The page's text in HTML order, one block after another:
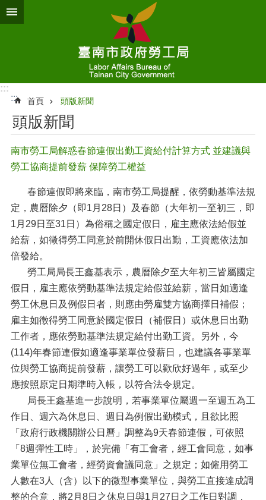
跳到主要內容區塊
:::
:::
首頁 頭版新聞
頭版新聞
南市勞工局解惑春節連假出勤工資給付計算方式 並建議與
勞工協商提前發薪 保障勞工權益
春節連假即將來臨，南市勞工局提醒，依勞動基準法規
定，農曆除夕（即1月28日）及春節（大年初一至初三，即
1月29日至31日）為俗稱之國定假日，雇主應依法給假並
給薪，如徵得勞工同意於前開休假日出勤，工資應依法加
倍發給。
勞工局局長王鑫基表示，農曆除夕至大年初三皆屬國定
假日，雇主應依勞動基準法規定給假並給薪，當日如適逢
勞工休息日及例假日者，則應由勞雇雙方協商擇日補假；
雇主如徵得勞工同意於國定假日（補假日）或休息日出勤
工作者，應依勞動基準法規定給付出勤工資。另外，今
(114)年春節連假如適逢事業單位發薪日，也建議各事業單
位與勞工協商提前發薪，讓勞工可以歡欣好過年，或至少
應按照原定日期準時入帳，以符合法令規定。
局長王鑫基進一步說明，若事業單位屬週一至週五為工
作日、週六為休息日、週日為例假出勤模式，且欲比照
「政府行政機關辦公日曆」調整為9天春節連假，可依照
「8週彈性工時」，於完備「有工會者，經工會同意，如事
業單位無工會者，經勞資會議同意」之規定；如僱用勞工
人數在3人（含）以下的微型事業單位，與勞工直接達成調
整的合意，將2月8日之休息日與1月27日之工作日對調，